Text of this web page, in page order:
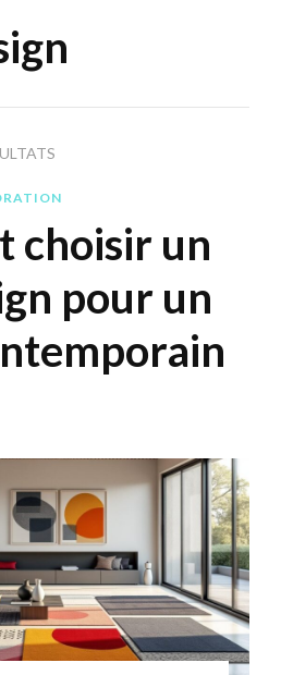
choisir un
pour un